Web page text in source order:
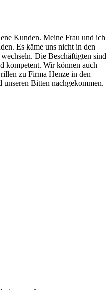
Kunden. Meine Frau und ich
Es käme uns nicht in den
Die Beschäftigten sind
kompetent. Wir können auch
zu Firma Henze in den
unseren Bitten nachgekommen.